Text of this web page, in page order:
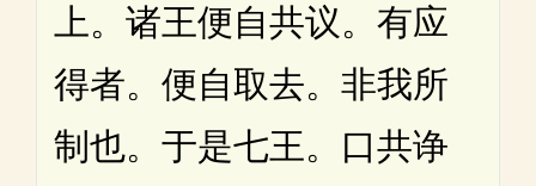
上。诸王便自共议。有应
得者。便自取去。非我所
制也。于是七王。口共诤